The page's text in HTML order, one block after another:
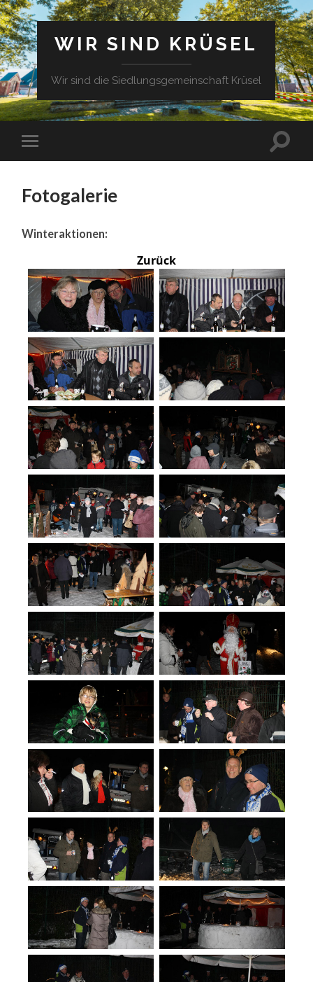
WIR SIND KRÜSEL
Wir sind die Siedlungsgemeinschaft Krüsel
Fotogalerie
Winteraktionen:
Zurück